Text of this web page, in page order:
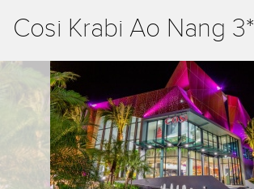
Cosi Krabi Ao Nang 3*